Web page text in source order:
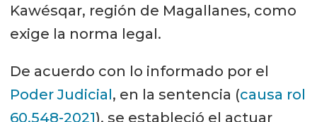
Kawésqar, región de Magallanes, como
exige la norma legal.
De acuerdo con lo informado por el
Poder Judicial, en la sentencia (causa rol
60.548-2021), se estableció el actuar